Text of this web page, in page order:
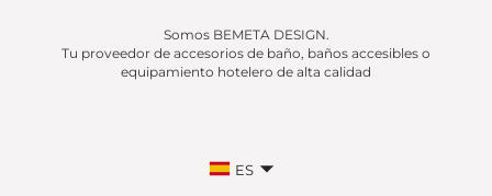
Somos BEMETA DESIGN.
Tu proveedor de accesorios de baño, baños accesibles o
equipamiento hotelero de alta calidad
ES